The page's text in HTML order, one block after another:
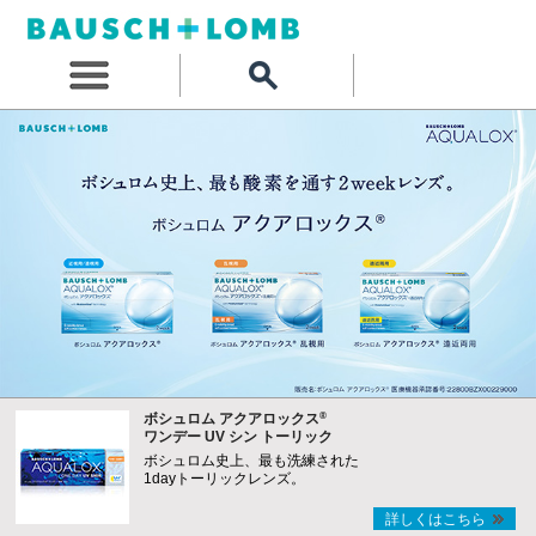
ボシュロム アクアロックス®
ワンデー UV シン トーリック
ボシュロム史上、最も洗練された
1dayトーリックレンズ。
詳しくはこちら